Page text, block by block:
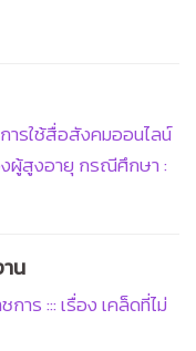
ารใช้สื่อสังคมออนไลน์
ผู้สูงอายุ กรณีศึกษา :
น
าร ::: เรื่อง เคล็ดที่ไม่